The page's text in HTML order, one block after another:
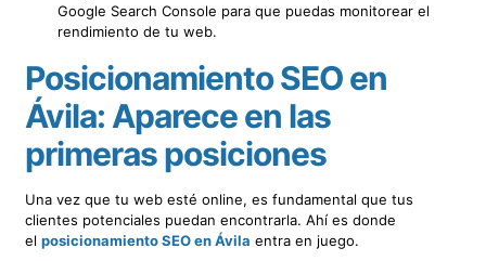
Google Search Console para que puedas monitorear el
rendimiento de tu web.
Posicionamiento SEO en
Ávila: Aparece en las
primeras posiciones
Una vez que tu web esté online, es fundamental que tus
clientes potenciales puedan encontrarla. Ahí es donde
elposicionamiento SEO en Ávila entra en juego.